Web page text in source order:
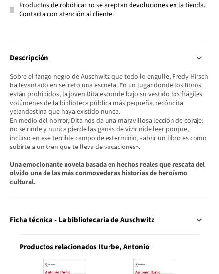
Productos de robótica: no se aceptan devoluciones en la tienda.
Contacta con atención al cliente.
Descripción
Sobre el fango negro de Auschwitz que todo lo engulle, Fredy Hirsch
ha levantado en secreto una escuela. En un lugar donde los libros
están prohibidos, la joven Dita esconde bajo su vestido los frágiles
volúmenes de la biblioteca pública más pequeña, recóndita
yclandestina que haya existido nunca.
En medio del horror, Dita nos da una maravillosa lección de coraje:
no se rinde y nunca pierde las ganas de vivir nide leer porque,
incluso en ese terrible campo de exterminio, «abrir un libro es como
subirte a un tren que te lleva de vacaciones».
Una emocionante novela basada en hechos reales que rescata del
olvido una de las más conmovedoras historias de heroísmo
cultural.
Ficha técnica - La bibliotecaria de Auschwitz
Productos relacionados Iturbe, Antonio